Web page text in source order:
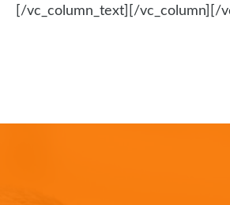
[/vc_column_text][/vc_column][/